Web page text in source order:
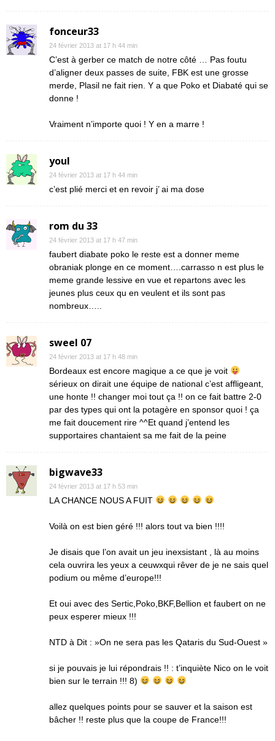
fonceur33
24 février 2013 at 17 h 44 min
C’est à gerber ce match de notre côté … Pas foutu
d’aligner deux passes de suite, FBK est une grosse
merde, Plasil ne fait rien. Y a que Poko et Diabaté qui se
donne !
Vraiment n’importe quoi ! Y en a marre !
youl
24 février 2013 at 17 h 44 min
c’est plié merci et en revoir j’ ai ma dose
rom du 33
24 février 2013 at 17 h 47 min
faubert diabate poko le reste est a donner meme
obraniak plonge en ce moment….carrasso n est plus le
meme grande lessive en vue et repartons avec les
jeunes plus ceux qu en veulent et ils sont pas
nombreux…..
sweel 07
24 février 2013 at 17 h 48 min
Bordeaux est encore magique a ce que je voit
sérieux on dirait une équipe de national c’est affligeant,
une honte !! changer moi tout ça !! on ce fait battre 2-0
par des types qui ont la potagère en sponsor quoi ! ça
me fait doucement rire ^^Et quand j’entend les
supportaires chantaient sa me fait de la peine
bigwave33
24 février 2013 at 17 h 53 min
LA CHANCE NOUS A FUIT
Voilà on est bien géré !!! alors tout va bien !!!!
Je disais que l’on avait un jeu inexsistant , là au moins
cela ouvrira les yeux a ceuwxqui rêver de je ne sais quel
podium ou même d’europe!!!
Et oui avec des Sertic,Poko,BKF,Bellion et faubert on ne
peux esperer mieux !!!
NTD à Dit : »On ne sera pas les Qataris du Sud-Ouest »
si je pouvais je lui répondrais !! : t’inquiète Nico on le voit
bien sur le terrain !!! 8)
allez quelques points pour se sauver et la saison est
bâcher !! reste plus que la coupe de France!!!